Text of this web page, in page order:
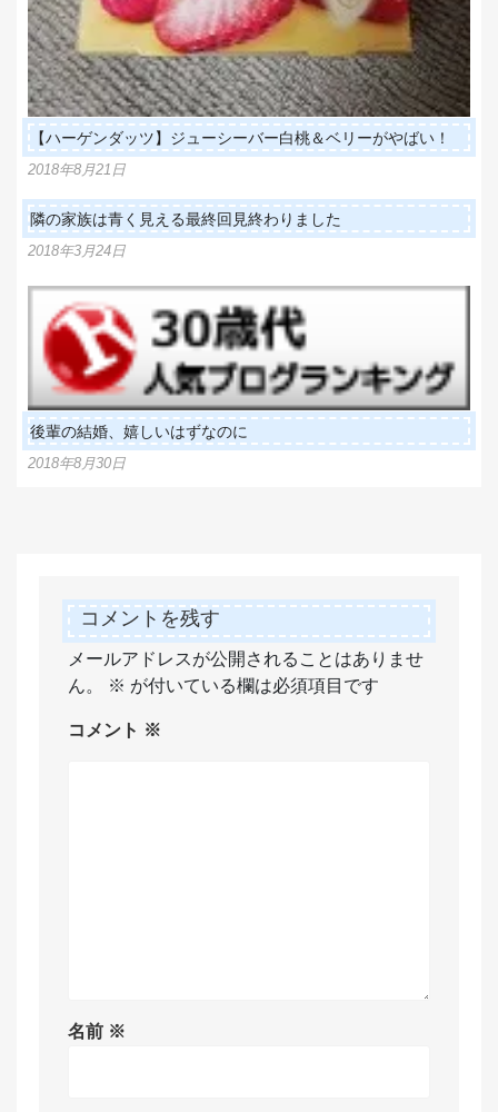
【ハーゲンダッツ】ジューシーバー白桃＆ベリーがやばい！
2018年8月21日
隣の家族は青く見える最終回見終わりました
2018年3月24日
後輩の結婚、嬉しいはずなのに
2018年8月30日
コメントを残す
メールアドレスが公開されることはありませ
ん。
※ が付いている欄は必須項目です
コメント ※
名前 ※